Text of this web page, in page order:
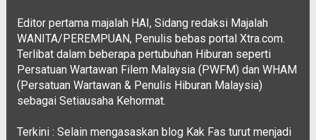
Editor pertama majalah HAI, Sidang redaksi Majalah
WANITA/PEREMPUAN, Penulis bebas portal Xtra.com.
Terlibat dalam beberapa pertubuhan Hiburan seperti
Persatuan Wartawan Filem Malaysia (PWFM) dan WHAM
(Persatuan Wartawan & Penulis Hiburan Malaysia)
sebagai Setiausaha Kehormat.
Terkini : Selain mengasaskan blog Kak Fas turut menjadi